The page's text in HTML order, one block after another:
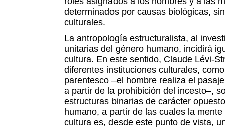
determinados por causas biológicas,
culturales.
La antropología estructuralista, al
unitarias del género humano, incidirá
cultura. En este sentido, Claude Lévi-
diferentes instituciones culturales,
parentesco –el hombre realiza el
a partir de la prohibición del incesto–,
estructuras binarias de carácter
humano, a partir de las cuales la
cultura es, desde este punto de vista,